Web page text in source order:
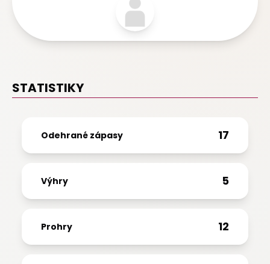
STATISTIKY
Odehrané zápasy 17
Výhry 5
Prohry 12